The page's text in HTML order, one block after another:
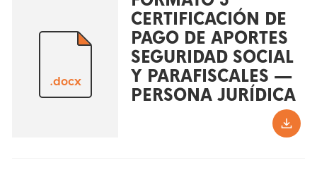
.docx
CERTIFICACIÓN DE
PAGO DE APORTES
SEGURIDAD SOCIAL
Y PARAFISCALES —
PERSONA JURÍDICA